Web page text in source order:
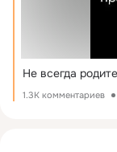
Не всегда
1.3K комментариев